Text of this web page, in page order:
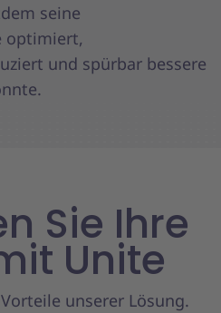
seine
optimiert,
und spürbar bessere
Sie Ihre
Unite
unserer Lösung.